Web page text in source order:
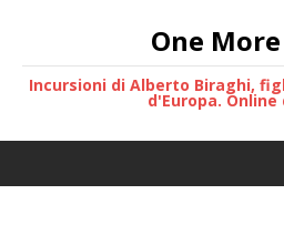
One
Incursioni di Alberto Biraghi,
d'Europa. Online